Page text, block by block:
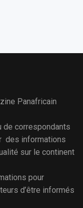
Panafricain
de correspondants
des informations
sur le continent
pour
d’être informés